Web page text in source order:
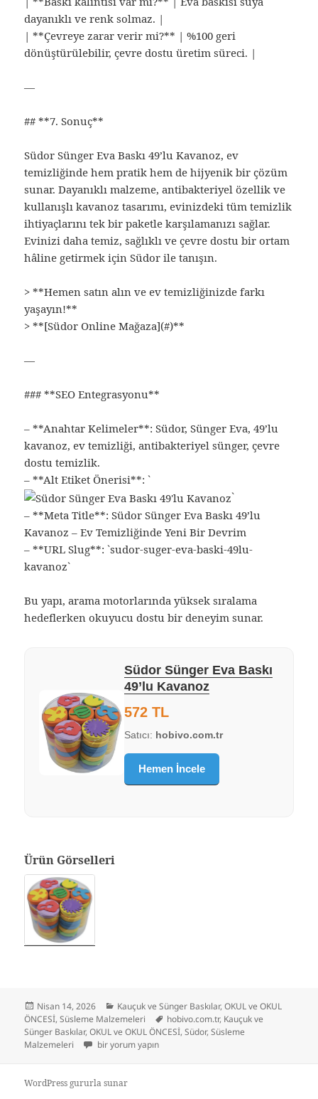
dayanıklı ve renk solmaz. |
| **Çevreye zarar verir mi?** | %100 geri
dönüştürülebilir, çevre dostu üretim süreci. |
—
## **7. Sonuç**
Südor Sünger Eva Baskı 49’lu Kavanoz, ev
temizliğinde hem pratik hem de hijyenik bir çözüm
sunar. Dayanıklı malzeme, antibakteriyel özellik ve
kullanışlı kavanoz tasarımı, evinizdeki tüm temizlik
ihtiyaçlarını tek bir paketle karşılamanızı sağlar.
Evinizi daha temiz, sağlıklı ve çevre dostu bir ortam
hâline getirmek için Südor ile tanışın.
> **Hemen satın alın ve ev temizliğinizde farkı
yaşayın!**
> **[Südor Online Mağaza](#)**
—
### **SEO Entegrasyonu**
– **Anahtar Kelimeler**: Südor, Sünger Eva, 49’lu
kavanoz, ev temizliği, antibakteriyel sünger, çevre
dostu temizlik.
– **Alt Etiket Önerisi**: `
`
– **Meta Title**: Südor Sünger Eva Baskı 49’lu
Kavanoz – Ev Temizliğinde Yeni Bir Devrim
– **URL Slug**: `sudor-suger-eva-baski-49lu-
kavanoz`
Bu yapı, arama motorlarında yüksek sıralama
hedeflerken okuyucu dostu bir deneyim sunar.
Südor Sünger Eva Baskı
49’lu Kavanoz
572 TL
Satıcı: hobivo.com.tr
Hemen İncele
Ürün Görselleri
Yayın
tarihi
Nisan 14, 2026 Kategoriler
Kauçuk ve Sünger Baskılar,OKUL ve OKUL
ÖNCESİ,Süsleme Malzemeleri Etiketler
hobivo.com.tr, Kauçuk ve
Sünger Baskılar,OKUL ve OKUL ÖNCESİ,Südor,Süsleme
Malzemeleri
Südor Sünger Eva Baskı 49’lu Kavanoz için
bir yorum yapın
WordPress gururla sunar